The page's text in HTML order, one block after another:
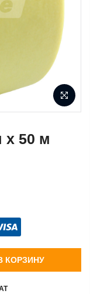
х 50 м
КОРЗИНУ